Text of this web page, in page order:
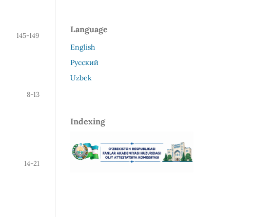
145-149
8-13
14-21
Language
English
Русский
Uzbek
Indexing